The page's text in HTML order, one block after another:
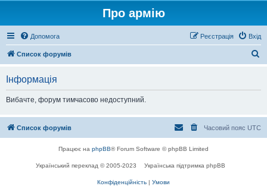
Про армію
Допомога Вхід
Реєстрація
Список форумів
Інформація
Вибачте, форум тимчасово недоступний.
Список форумів Часовий пояс UTC
Працює на phpBB® Forum Software © phpBB Limited
Український переклад © 2005-2023 Українська підтримка phpBB
Конфіденційність | Умови